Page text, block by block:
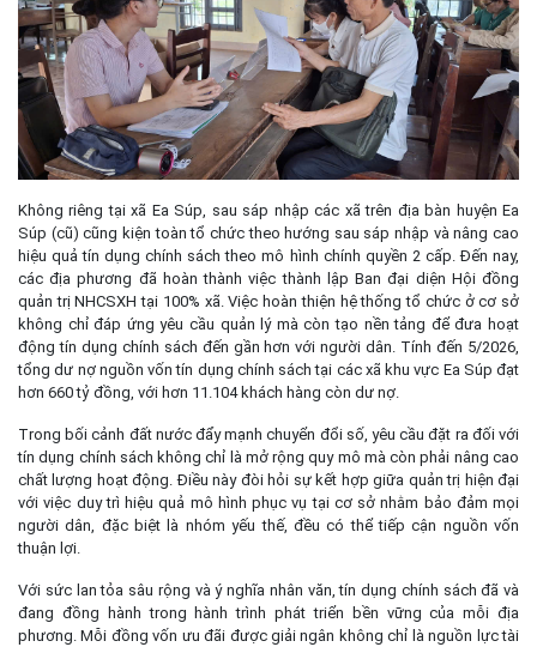
Không riêng tại xã Ea Súp, sau sáp nhập các xã trên địa bàn huyện Ea
Súp (cũ) cũng kiện toàn tổ chức theo hướng sau sáp nhập và nâng cao
hiệu quả tín dụng chính sách theo mô hình chính quyền 2 cấp. Đến nay,
các địa phương đã hoàn thành việc thành lập Ban đại diện Hội đồng
quản trị NHCSXH tại 100% xã. Việc hoàn thiện hệ thống tổ chức ở cơ sở
không chỉ đáp ứng yêu cầu quản lý mà còn tạo nền tảng để đưa hoạt
động tín dụng chính sách đến gần hơn với người dân. Tính đến 5/2026,
tổng dư nợ nguồn vốn tín dụng chính sách tại các xã khu vực Ea Súp đạt
hơn 660 tỷ đồng, với hơn 11.104 khách hàng còn dư nợ.
Trong bối cảnh đất nước đẩy mạnh chuyển đổi số, yêu cầu đặt ra đối với
tín dụng chính sách không chỉ là mở rộng quy mô mà còn phải nâng cao
chất lượng hoạt động. Điều này đòi hỏi sự kết hợp giữa quản trị hiện đại
với việc duy trì hiệu quả mô hình phục vụ tại cơ sở nhằm bảo đảm mọi
người dân, đặc biệt là nhóm yếu thế, đều có thể tiếp cận nguồn vốn
thuận lợi.
Với sức lan tỏa sâu rộng và ý nghĩa nhân văn, tín dụng chính sách đã và
đang đồng hành trong hành trình phát triển bền vững của mỗi địa
phương. Mỗi đồng vốn ưu đãi được giải ngân không chỉ là nguồn lực tài